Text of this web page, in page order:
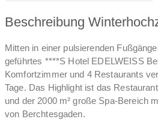
Beschreibung
Mitten in einer pulsierenden
geführtes ****S Hotel EDELWEISS
Komfortzimmer und 4 Restaurants
Tage. Das Highlight ist das
und der 2000 m² große Spa-Bereich
von Berchtesgaden.